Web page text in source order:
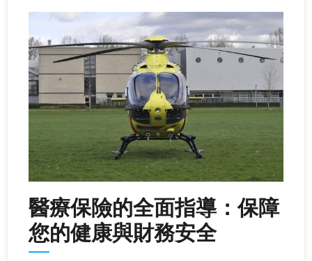
醫療保險的全面指導：保障
您的健康與財務安全